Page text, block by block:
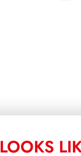
LOOKS